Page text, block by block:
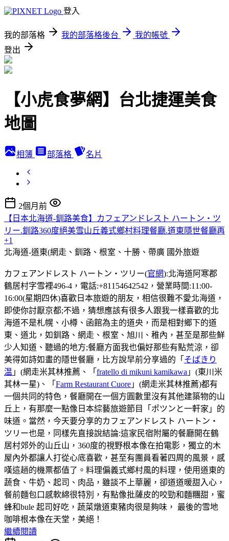
登入
我的部落格 我的部落格後台
我的帳號
登出
【小虎食夢網】台北捷運美食
地圖
相簿 部落格 名片
2個月前
【日本北海道-釧路美食】カフェアンドレスト ハートン・ツ
リー.釧路360度絕美雪山丘義式鄉村料理餐廳.道東隱世餐廳再
+1
北海道-道東(網走、釧路、根室、十勝、帶廣 國外旅遊
カフェアンドレスト ハートン・ツリー(官網):北海道阿寒郡
鶴居村字雪裡496-4，電話:+81154642542，營業時間:11:00-
16:00(星期四休)喜歡日本旅遊的朋友，相信很難不愛北海道，
即使你討厭京都;不過，猜想應該有很多人跟我一樣喜歡的北
海道不是札幌、小樽、函館為主的道央，而是相對鄉下的道
東、道北，如釧路、網走、根室、旭川、稚內，甚至是那些鮮
少人知道、聽過的地方;餐廳方面我也偏好那些有點荒涼，卻
美得如詩如畫的隱世餐廳，比方說早前分享過的「 そばきり
温 」(網走米其林推薦、「 fratello di mikuni kamikawa 」(東川米
其林一星)、「 Farm Restaurant Cuore 」(網走米其林推薦)都有
一個共同的特色，餐廳開在一個方圓數里沒有其他建築物的山
丘上，有那麼一點像日本綜藝旅遊節目「ポツンと一軒家」的
味道。當然，今天要分享的カフェアンドレスト ハートン・
ツリー也是，同樣先直接說結論:這家民宿附屬的餐廳開在鶴
居村郊外的山丘山，360度的視野根本像在拍電影，獨立的木
屋內外都讓人打從心底喜歡，甚至有團員看著四周的風景，感
嘆這趟的機票都值了。料理偏義式鄉村風的料理，使用道東的
蔬食、牛奶、起司、肉品，雖談不上華麗，卻道道暖甜入心，
餐前麵包口感軟綿很特別，有點像批薩皮的咬勁和麵糰甜，蜜
蜂和bule 起司好吃，蔬菜燉道東豬肉很是夠味， 最後的雪地
咖啡根本像在天堂，美絕！
繼續閱讀